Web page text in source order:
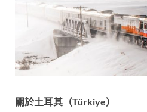
關於土耳其（Türkiye）